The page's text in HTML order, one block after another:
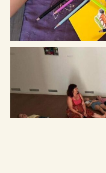
Made byOHNO Studio